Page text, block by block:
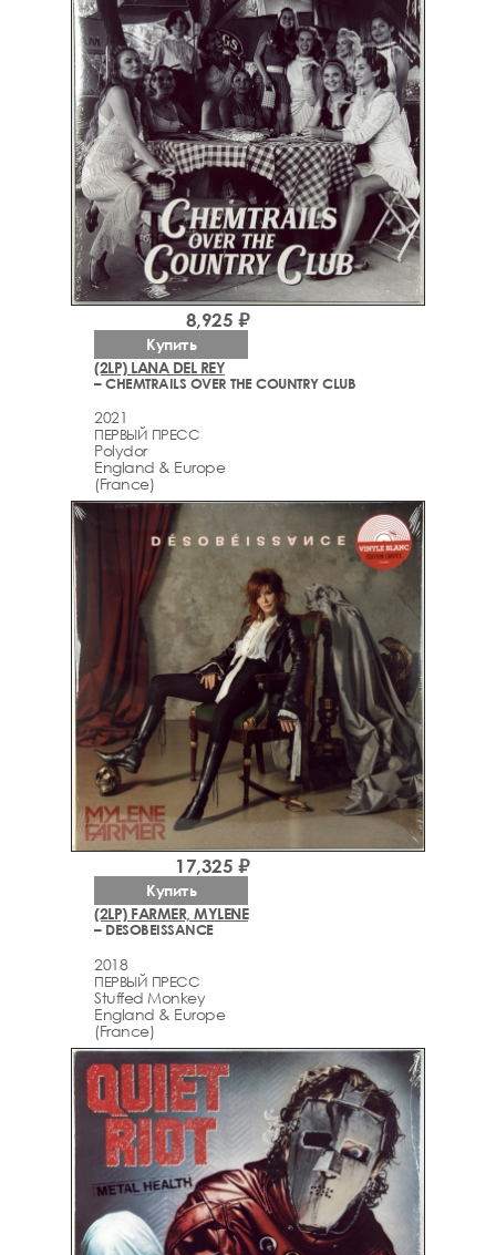
(2LP) LANA DEL REY
– CHEMTRAILS OVER THE COUNTRY CLUB
2021
ПЕРВЫЙ ПРЕСС
Polydor
England & Europe
(France)
8,925 ₽
Купить
(2LP) FARMER, MYLENE
– DESOBEISSANCE
2018
ПЕРВЫЙ ПРЕСС
Stuffed Monkey
England & Europe
(France)
17,325 ₽
Купить